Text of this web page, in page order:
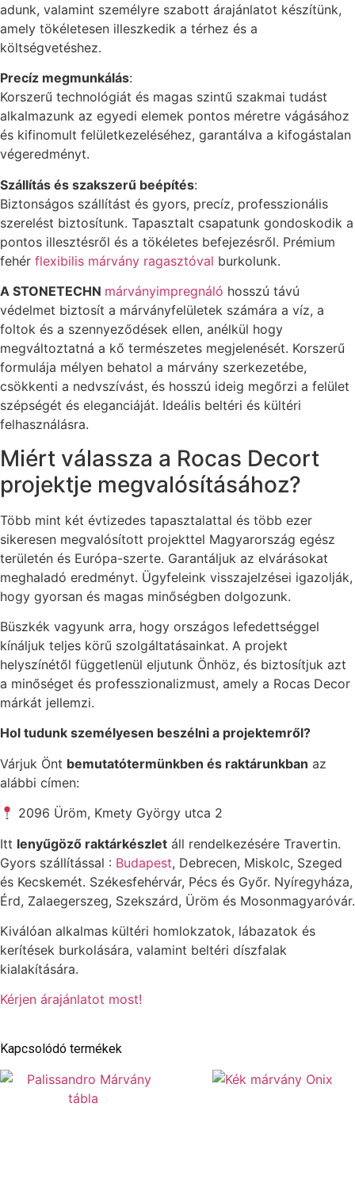
adunk, valamint személyre szabott árajánlatot készítünk,
amely tökéletesen illeszkedik a térhez és a
költségvetéshez.
Precíz megmunkálás:
Korszerű technológiát és magas szintű szakmai tudást
alkalmazunk az egyedi elemek pontos méretre vágásához
és kifinomult felületkezeléséhez, garantálva a kifogástalan
végeredményt.
Szállítás és szakszerű beépítés:
Biztonságos szállítást és gyors, precíz, professzionális
szerelést biztosítunk. Tapasztalt csapatunk gondoskodik a
pontos illesztésről és a tökéletes befejezésről. Prémium
fehér flexibilis márvány ragasztóval burkolunk.
A STONETECHN márványimpregnáló hosszú távú
védelmet biztosít a márványfelületek számára a víz, a
foltok és a szennyeződések ellen, anélkül hogy
megváltoztatná a kő természetes megjelenését. Korszerű
formulája mélyen behatol a márvány szerkezetébe,
csökkenti a nedvszívást, és hosszú ideig megőrzi a felület
szépségét és eleganciáját. Ideális beltéri és kültéri
felhasználásra.
Miért válassza a Rocas Decort
projektje megvalósításához?
Több mint két évtizedes tapasztalattal és több ezer
sikeresen megvalósított projekttel Magyarország egész
területén és Európa-szerte. Garantáljuk az elvárásokat
meghaladó eredményt. Ügyfeleink visszajelzései igazolják,
hogy gyorsan és magas minőségben dolgozunk.
Büszkék vagyunk arra, hogy országos lefedettséggel
kínáljuk teljes körű szolgáltatásainkat. A projekt
helyszínétől függetlenül eljutunk Önhöz, és biztosítjuk azt
a minőséget és professzionalizmust, amely a Rocas Decor
márkát jellemzi.
Hol tudunk személyesen beszélni a projektemről?
Várjuk Önt bemutatótermünkben és raktárunkban az
alábbi címen:
2096 Üröm, Kmety György utca 2
Itt lenyűgöző raktárkészlet áll rendelkezésére Travertin.
Gyors szállítással : Budapest, Debrecen, Miskolc, Szeged
és Kecskemét. Székesfehérvár, Pécs és Győr. Nyíregyháza,
Érd, Zalaegerszeg, Szekszárd, Üröm és Mosonmagyaróvár.
Kiválóan alkalmas kültéri homlokzatok, lábazatok és
kerítések burkolására, valamint beltéri díszfalak
kialakítására.
Kérjen árajánlatot most!
Kapcsolódó termékek